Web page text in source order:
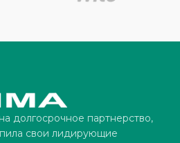
долгосрочное партнерство,
свои лидирующие